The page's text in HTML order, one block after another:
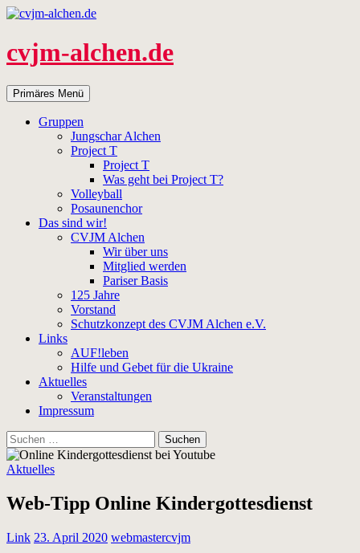
Zum
springen
cvjm-alchen.de
Suchen
Primäres Menü
Gruppen
Jungschar Alchen
Project T
Project T
Was geht bei Project T?
Volleyball
Posaunenchor
Das sind wir!
CVJM Alchen
Wir über uns
Mitglied werden
Pariser Basis
125 Jahre
Vorstand
Schutzkonzept des CVJM Alchen e.V.
Links
AUF!leben
Hilfe und Gebet für die Ukraine
Aktuelles
Veranstaltungen
Impressum
Suchen
nach:
Aktuelles
Web-Tipp Online Kindergottesdienst
Link 23. April 2020 webmastercvjm